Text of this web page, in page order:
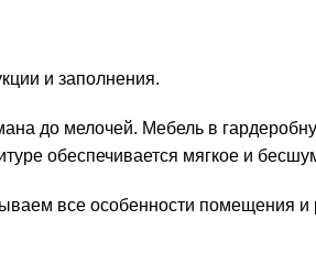
и заполнения.
до мелочей. Мебель в
обеспечивается мягкое и
все особенности помещения и